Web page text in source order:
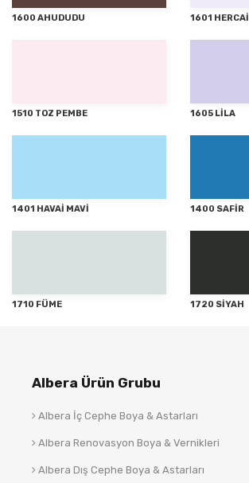
1600 AHUDUDU 1601 HERCAİ
1510 TOZ PEMBE 1605 LİLA
1401 HAVAİ MAVİ 1400 SAFİR
1710 FÜME 1720 SİYAH
Albera Ürün Grubu
Albera İç Cephe Boya & Astarları
Albera Renovasyon Boya & Vernikleri
Albera Dış Cephe Boya & Astarları